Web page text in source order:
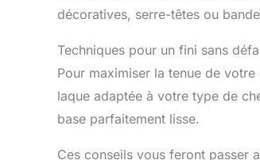
décoratives, serre-têtes ou
Techniques pour un fini sans
Pour maximiser la tenue de
laque adaptée à votre type de
base parfaitement lisse.
Ces conseils vous feront passer